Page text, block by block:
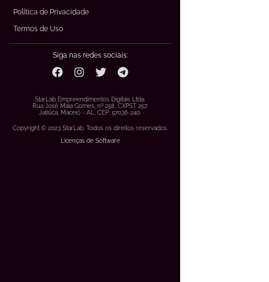
Política de Privacidade
Termos de Uso
Siga nas redes sociais:
StarLab Empreendimentos Digitais Ltda.
Rua José Maia Gomes, nº 258, CXPST 257.
Jatiúca, Maceió - AL, CEP: 57036-240.
Copyright © 2023 StarLab. Todos os direitos reservados.
Licenças de Software